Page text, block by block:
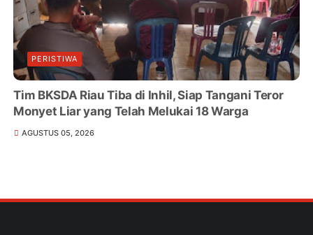
PERISTIWA
Tim BKSDA Riau Tiba di Inhil, Siap Tangani Teror
Monyet Liar yang Telah Melukai 18 Warga
AGUSTUS 05, 2026